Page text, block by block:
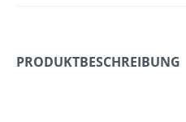
PRODUKTBESCHREIBUNG